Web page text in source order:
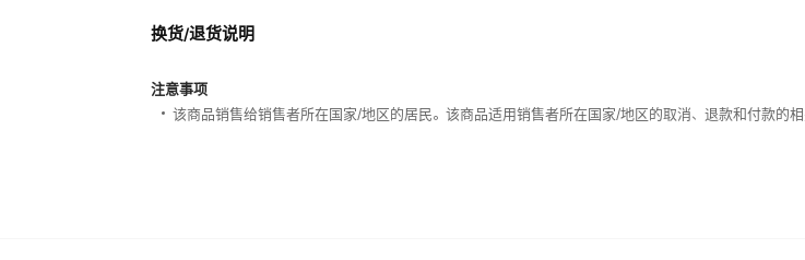
换货/退货说明
注意事项
该商品销售给销售者所在国家/地区的居民。该商品适用销售者所在国家/地区的取消、退款和付款的相